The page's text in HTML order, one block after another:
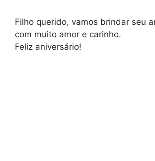
Filho querido, vamos brindar seu
com muito amor e carinho.
Feliz aniversário!